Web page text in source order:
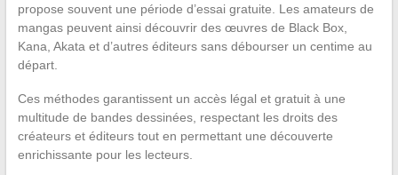
propose souvent une période d’essai gratuite. Les amateurs de
mangas peuvent ainsi découvrir des œuvres de Black Box,
Kana, Akata et d’autres éditeurs sans débourser un centime au
départ.
Ces méthodes garantissent un accès légal et gratuit à une
multitude de bandes dessinées, respectant les droits des
créateurs et éditeurs tout en permettant une découverte
enrichissante pour les lecteurs.